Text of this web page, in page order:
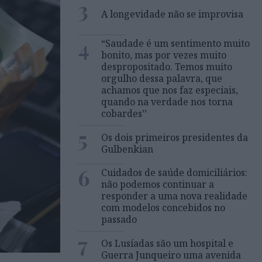
3 A longevidade não se improvisa
4
“Saudade é um sentimento muito
bonito, mas por vezes muito
despropositado. Temos muito
orgulho dessa palavra, que
achamos que nos faz especiais,
quando na verdade nos torna
cobardes’’
5
Os dois primeiros presidentes da
Gulbenkian
6
Cuidados de saúde domiciliários:
não podemos continuar a
responder a uma nova realidade
com modelos concebidos no
passado
7
Os Lusíadas são um hospital e
Guerra Junqueiro uma avenida